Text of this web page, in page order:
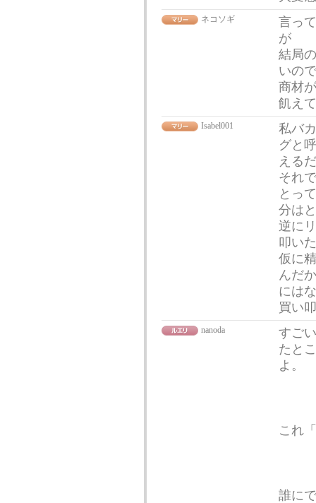
ネコソギ
言っ
が
結局
いの
商材
飢え
Isabel001
私バ
グと
える
それ
とっ
分は
逆に
叩い
仮に
んだ
には
買い
nanoda
すご
たと
よ。
これ
誰に